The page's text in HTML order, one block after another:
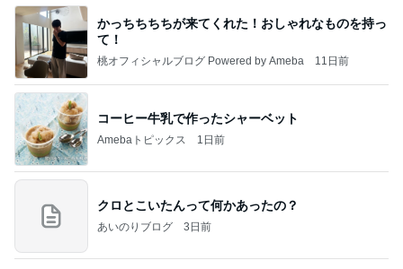
かっちちちちが来てくれた！おしゃれなものを持っ
て！
桃オフィシャルブログ Powered by Ameba 11日前
コーヒー牛乳で作ったシャーベット
Amebaトピックス 1日前
クロとこいたんって何かあったの？
あいのりブログ 3日前